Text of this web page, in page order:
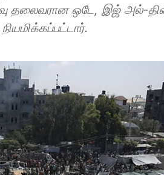
தலைவரான ஒடே, இஜ் அல்-